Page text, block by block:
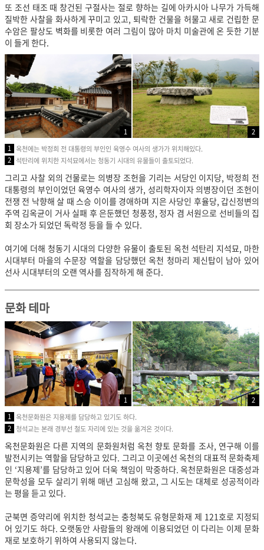
또 조선 태조 때 창건된 구절사는 절로 향하는 길에 아카시아 나무가 가득해
질박한 사찰을 화사하게 꾸미고 있고, 퇴락한 건물을 허물고 새로 건립한 문
수암은 팔상도 벽화를 비롯한 여러 그림이 많아 마치 미술관에 온 듯한 기분
이 들게 한다.
1
2
1 옥천에는 박정희 전 대통령의 부인인 육영수 여사의 생가가 위치해있다.
2 석탄리에 위치한 지석묘에서는 청동기 시대의 유물들이 출토되었다.
그리고 사찰 외의 건물로는 의병장 조헌을 기리는 서당인 이지당, 박정희 전
대통령의 부인이었던 육영수 여사의 생가, 성리학자이자 의병장이던 조헌이
전쟁 전 낙향해 살 때 스승 이이를 경애하며 지은 사당인 후율당, 갑신정변의
주역 김옥균이 거사 실패 후 은둔했던 청풍정, 정자 겸 서원으로 선비들의 집
회 장소가 되었던 독락정 등을 들 수 있다.
여기에 더해 청동기 시대의 다양한 유물이 출토된 옥천 석탄리 지석묘, 마한
시대부터 마을의 수문장 역할을 담당했던 옥천 청마리 제신탑이 남아 있어
선사 시대부터의 오랜 역사를 짐작하게 해 준다.
문화 테마
1
2
1 옥천문화원은 지용제를 담당하고 있기도 하다.
2 청석교는 본래 경부선 철도 자리에 있는 것을 옮겨온 것이다.
옥천문화원은 다른 지역의 문화원처럼 옥천 향토 문화를 조사, 연구해 이를
발전시키는 역할을 담당하고 있다. 그리고 이곳에선 옥천의 대표적 문화축제
인 ‘지용제’를 담당하고 있어 더욱 책임이 막중하다. 옥천문화원은 대중성과
문학성을 모두 살리기 위해 매년 고심해 왔고, 그 시도는 대체로 성공적이라
는 평을 듣고 있다.
군북면 증약리에 위치한 청석교는 충청북도 유형문화재 제 121호로 지정되
어 있기도 하다. 오랫동안 사람들의 왕래에 이용되었던 이 다리는 이제 문화
재로 보호하기 위하여 사용되지 않는다.